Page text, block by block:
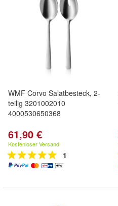
WMF Corvo Salatbesteck, 2-
teilig 3201002010
4000530650368
61,90 €
Kostenloser Versand
1